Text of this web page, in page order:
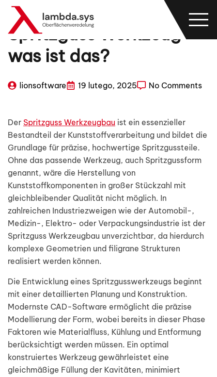
Spritzguss Werkzeug –
was ist das?
lionsoftware 19 lutego, 2025 No Comments
Der Spritzguss Werkzeugbau ist ein essenzieller
Bestandteil der Kunststoffverarbeitung und bildet die
Grundlage für präzise, hochwertige Spritzgussteile.
Ohne das passende Werkzeug, auch Spritzgussform
genannt, wäre die Herstellung von
Kunststoffkomponenten in großer Stückzahl mit
gleichbleibender Qualität nicht möglich. In
zahlreichen Industriezweigen wie der Automobil-,
Medizin-, Elektro- oder Verpackungsindustrie ist der
Spritzguss Werkzeugbau unverzichtbar, da hierdurch
komplexe Geometrien und filigrane Strukturen
realisiert werden können.
Die Entwicklung eines Spritzgusswerkzeugs beginnt
mit einer detaillierten Planung und Konstruktion.
Modernste CAD-Software ermöglicht die präzise
Modellierung der Form, wobei bereits in dieser Phase
Faktoren wie Materialfluss, Kühlung und Entformung
berücksichtigt werden müssen. Ein optimal
konstruiertes Werkzeug gewährleistet eine
gleichmäßige Füllung der Kavitäten, minimiert